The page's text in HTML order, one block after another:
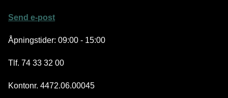
Send e-post
Åpningstider: 09:00 - 15:00
Tlf. 74 33 32 00
Kontonr. 4472.06.00045